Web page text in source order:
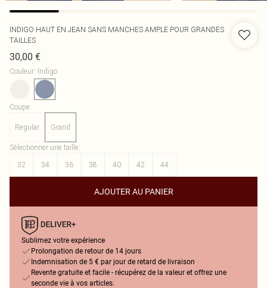
INDIGO HAUT EN JEAN SANS MANCHES AMPLE POUR GRANDES
TAILLES
30,00 €
Couleur: Indigo
Coupe:
Regular Grand
Sélectionner une taille:
32
34 36 38 40 42 44
AJOUTER AU PANIER
Sublimez votre expérience
Prolongation de retour de 14 jours
Indemnisation de 5 € par jour de retard de livraison
Revente gratuite et facile - récupérez de la valeur et offrez une
seconde vie à vos articles.